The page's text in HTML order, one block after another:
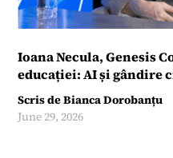
Ioana Necula, Genesis
educației: AI și gândire
Scris deBianca Dorobanțu
June 29, 2026